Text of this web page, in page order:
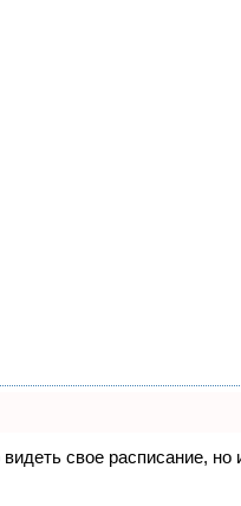
свое расписание,